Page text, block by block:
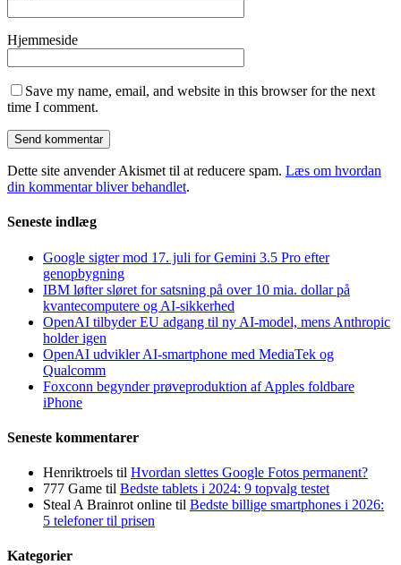
Hjemmeside
Save my name, email, and website in this browser for the next
time I comment.
Dette site anvender Akismet til at reducere spam. Læs om hvordan
din kommentar bliver behandlet.
Seneste indlæg
Google sigter mod 17. juli for Gemini 3.5 Pro efter
genopbygning
IBM løfter sløret for satsning på over 10 mia. dollar på
kvantecomputere og AI-sikkerhed
OpenAI tilbyder EU adgang til ny AI-model, mens Anthropic
holder igen
OpenAI udvikler AI-smartphone med MediaTek og
Qualcomm
Foxconn begynder prøveproduktion af Apples foldbare
iPhone
Seneste kommentarer
Henriktroels til Hvordan slettes Google Fotos permanent?
777 Game til Bedste tablets i 2024: 9 topvalg testet
Steal A Brainrot online til Bedste billige smartphones i 2026:
5 telefoner til prisen
Kategorier